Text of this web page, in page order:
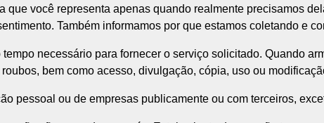
que você representa apenas quando realmente precisamos
Também informamos por que estamos coletando e
necessário para fornecer o serviço solicitado. Quando
bem como acesso, divulgação, cópia, uso ou
pessoal ou de empresas publicamente ou com terceiros,